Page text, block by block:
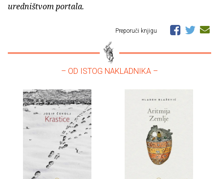
uredništvom portala.
Preporuči knjigu
– OD ISTOG NAKLADNIKA –